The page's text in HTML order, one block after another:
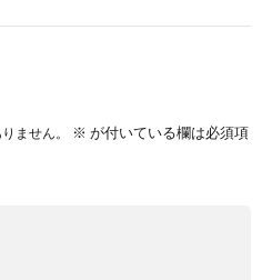
ません。 ※ が付いている欄は必須項